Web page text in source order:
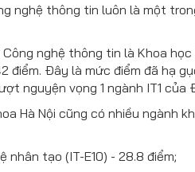
nghệ thông tin luôn là một
nghệ thông tin là Khoa
điểm. Đây là mức điểm đã hạ
nguyện vọng 1 ngành IT1 của
Hà Nội cũng có nhiều ngành
tạo (IT-E10) - 28.8 điểm;